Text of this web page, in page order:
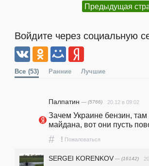
Предыдущая
Войдите через социальную
Все (53) Ранние Лучшие
Палпатин — (5766) 20.12 в 09:02
Зачем Украине бензин,
майдана, вот они пусть
# ! Пожаловаться
SERGEI KORENKOV — (16142)